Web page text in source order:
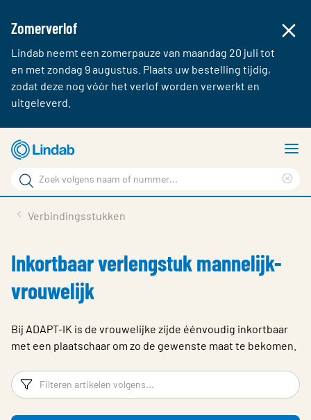
Zomerverlof
Lindab neemt een zomerpauze van maandag 20 juli tot
en met zondag 9 augustus. Plaats uw bestelling tijdig,
zodat deze nog vóór het verlof worden verwerkt en
uitgeleverd.
naar
hoofdinhoud
Zoek
Zoek
Contact
Inloggen
Choose languge
Verbindingsstukken
Inkortbaar verlengstuk mannelijk-
vrouwelijk
Bij ADAPT-IK is de vrouwelijke zijde éénvoudig inkortbaar
met een plaatschaar om zo de gewenste maat te bekomen.
Filters